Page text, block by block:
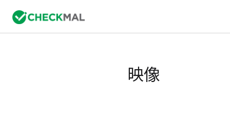
映像